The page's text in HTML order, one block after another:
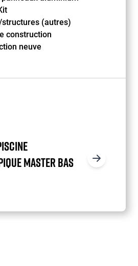
structures (autres)
construction
neuve
MASTER BAS